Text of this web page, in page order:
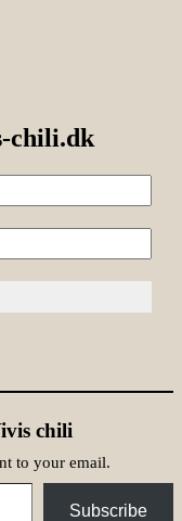
chili.dk
chili
to your email.
Subscribe